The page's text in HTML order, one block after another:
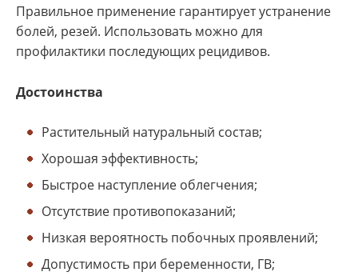
Правильное применение гарантирует устранение
болей, резей. Использовать можно для
профилактики последующих рецидивов.
Достоинства
Растительный натуральный состав;
Хорошая эффективность;
Быстрое наступление облегчения;
Отсутствие противопоказаний;
Низкая вероятность побочных проявлений;
Допустимость при беременности, ГВ;